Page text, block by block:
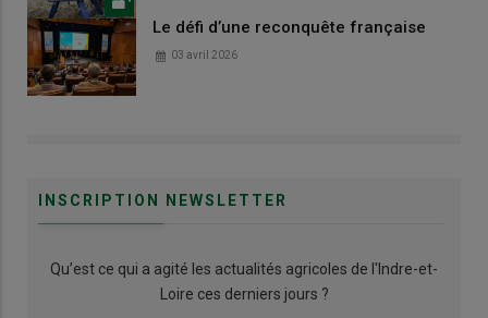
Le défi d’une reconquête française
03 avril 2026
INSCRIPTION NEWSLETTER
Qu’est ce qui a agité les actualités agricoles de l'Indre-et-
Loire ces derniers jours ?